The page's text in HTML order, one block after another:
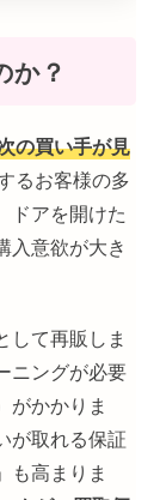
か？
の買い手が見
るお客様の多
ドアを開けた
入意欲が大き
して再販しま
ニングが必要
がかかりま
が取れる保証
も高まりま